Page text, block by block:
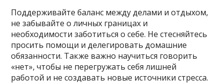
Поддерживайте баланс между делами и отдыхом,
не забывайте о личных границах и
необходимости заботиться о себе. Не стесняйтесь
просить помощи и делегировать домашние
обязанности. Также важно научиться говорить
«нет», чтобы не перегружать себя лишней
работой и не создавать новые источники стресса.